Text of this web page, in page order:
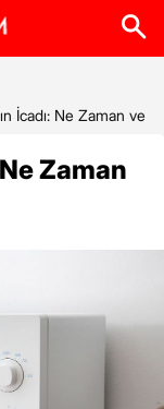
İcadı: Ne Zaman ve
Zaman